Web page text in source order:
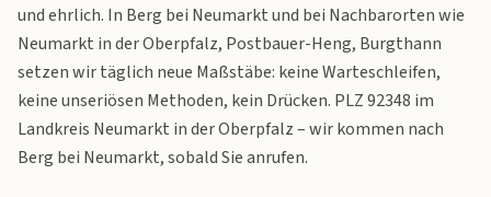
und ehrlich. In Berg bei Neumarkt und bei Nachbarorten wie
Neumarkt in der Oberpfalz, Postbauer-Heng, Burgthann
setzen wir täglich neue Maßstäbe: keine Warteschleifen,
keine unseriösen Methoden, kein Drücken. PLZ 92348 im
Landkreis Neumarkt in der Oberpfalz – wir kommen nach
Berg bei Neumarkt, sobald Sie anrufen.